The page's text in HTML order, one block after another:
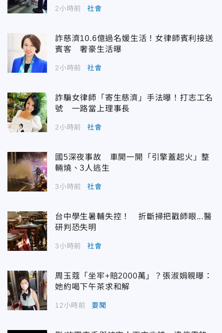
2小時前 社會
詐慈濟10.6億過名媛生活！女律師賓利接送
賓客 奢豪生活曝
2小時前 社會
詐騙女律師「寄生慈濟」手法曝！打志工名
號 一路當上理事長
2小時前 社會
國5深夜事故 車開一開「引擎蓋起火」整
輛燒、3人逃生
3小時前 社會
台中學生暑輔失控！ 折斷掃把戳師眼...醫
研判恐失明
3小時前 社會
周玉蔻「坐牢+賠2000萬」？張淑娟親曝：
她約喝下午茶求和解
12小時前 要聞